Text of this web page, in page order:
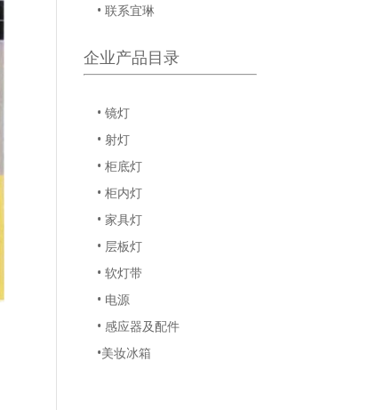
• 联系宜琳
企业产品目录
• 镜灯
• 射灯
• 柜底灯
• 柜内灯
• 家具灯
• 层板灯
• 软灯带
• 电源
• 感应器及配件
•美妆冰箱